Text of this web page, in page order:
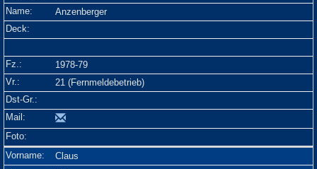
Anzenberger
1978-79
21 (Fernmeldebetrieb)
Claus